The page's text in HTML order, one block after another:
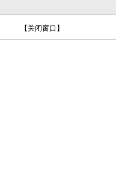
【 关闭窗口 】